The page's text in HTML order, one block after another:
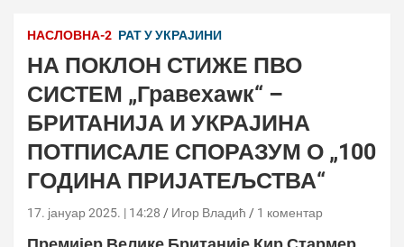
НАСЛОВНА-2 РАТ У УКРАЈИНИ
НА ПОКЛОН СТИЖЕ ПВО
СИСТЕМ „Гравехаwк“ –
БРИТАНИЈА И УКРАЈИНА
ПОТПИСАЛЕ СПОРАЗУМ О „100
ГОДИНА ПРИЈАТЕЉСТВА“
17. јануар 2025. | 14:28 Игор Владић 1 коментар